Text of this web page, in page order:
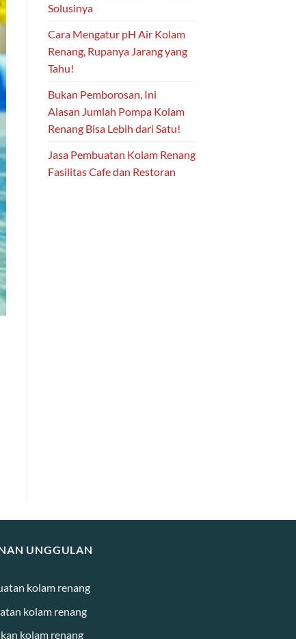
Solusinya
Cara Mengatur pH Air Kolam
Renang, Rupanya Jarang yang
Tahu!
Bukan Pemborosan, Ini
Alasan Jumlah Pompa Kolam
Renang Bisa Lebih dari Satu!
Jasa Pembuatan Kolam Renang
Fasilitas Cafe dan Restoran
UNGGULAN
kolam renang
kolam renang
kolam renang